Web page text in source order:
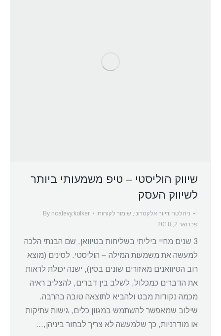
שיווק הוליסטי – טיפ משמעותי ביותר
לשיווק העסק
ניוזלטר ודיוור אלקטרוני, שימור לקוחות By noalevy.kolker
פברואר 2, 2018
3 שנים מחיי ביליתי בשליחות בטיוואן. שם הבנתי הלכה
למעשה את משמעות המילה – הוליסטי. לסינים (מוצא
רוב הטיוואנים מאזורים שונים בסין), ישנה יכולת לראות
את הדברים כמכלול, לשלב בין דברים, להצליב ראיה
מכמה נקודות מבט ולהביא לתוצאה טובה בהרבה.
שילוב שמאפשר להשתמש במגוון כלים, גישות עתיקות
או מודרניות, כך שלמעשה לא צריך לבחור ביניהן,…